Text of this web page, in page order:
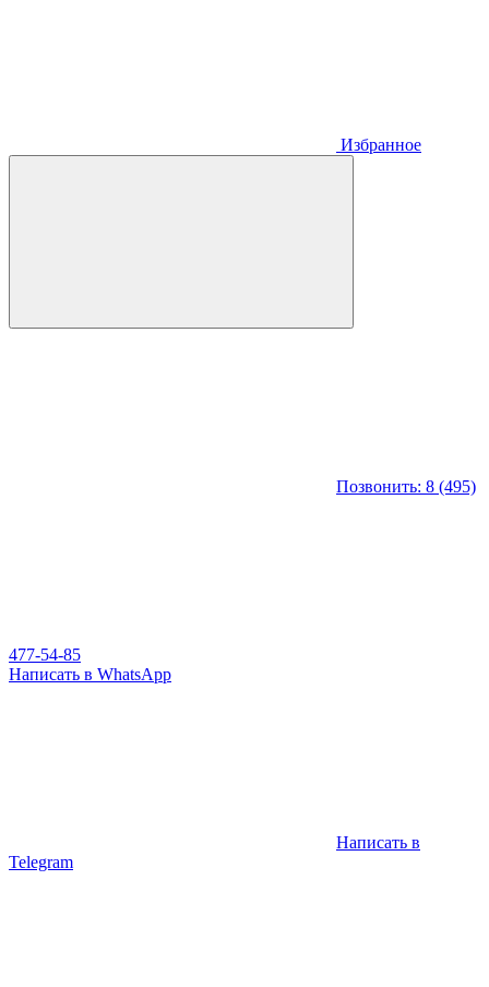
Избранное
Позвонить: 8 (495)
477-54-85
Написать в WhatsApp
Написать в
Telegram